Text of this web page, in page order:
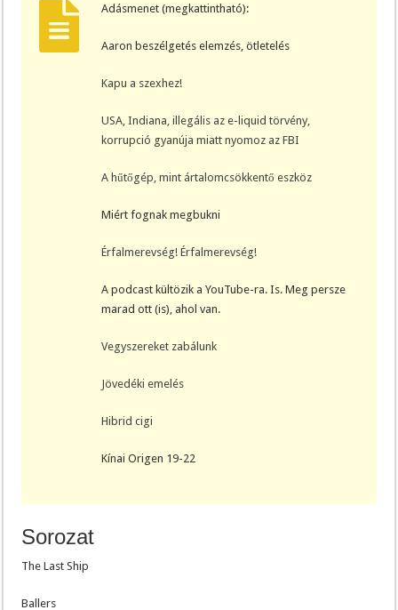
Adásmenet (megkattintható):
Aaron beszélgetés elemzés, ötletelés
Kapu a szexhez!
USA, Indiana, illegális az e-liquid törvény,
korrupció gyanúja miatt nyomoz az FBI
A hűtőgép, mint ártalomcsökkentő eszköz
Miért fognak megbukni
Érfalmerevség! Érfalmerevség!
A podcast kültözik a YouTube-ra. Is. Meg persze
marad ott (is), ahol van.
Vegyszereket zabálunk
Jövedéki emelés
Hibrid cigi
Kínai Origen 19-22
Sorozat
The Last Ship
Ballers